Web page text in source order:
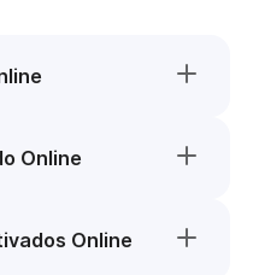
Online
Online